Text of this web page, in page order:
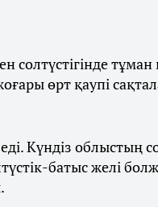
тұман
өрт қаупі
Күндіз облыстың
батыс желі